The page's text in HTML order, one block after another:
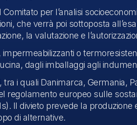
per l’analisi
che verrà poi sottoposta
la valutazione e
o
dagli imballaggi agli
, tra i quali Danimarca, Germania,
regolamento europeo sulle
Il divieto prevede la produzione
di alternative.